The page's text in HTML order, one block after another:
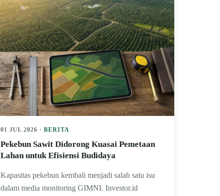
01 JUL 2026 · BERITA
Pekebun Sawit Didorong Kuasai Pemetaan
Lahan untuk Efisiensi Budidaya
Kapasitas pekebun kembali menjadi salah satu isu
dalam media monitoring GIMNI. Investor.id